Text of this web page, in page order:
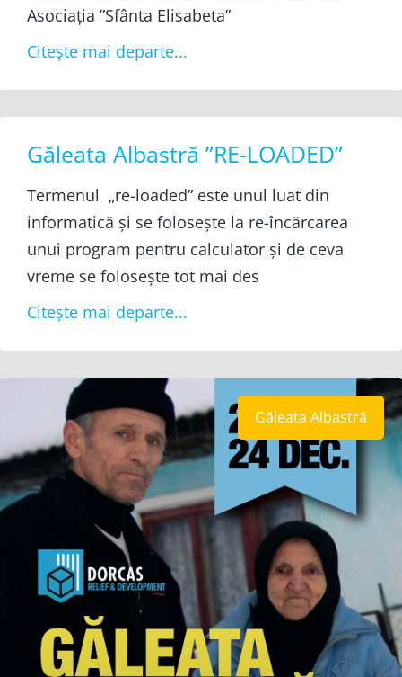
Asociația ”Sfânta Elisabeta”
Citește mai departe...
Găleata Albastră ”RE-LOADED”
Termenul „re-loaded” este unul luat din
informatică și se folosește la re-încărcarea
unui program pentru calculator și de ceva
vreme se folosește tot mai des
Citește mai departe...
Găleata Albastră